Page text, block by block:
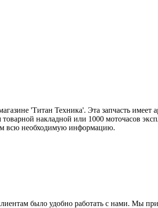
'Титан Техника'. Эта запчасть
накладной или 1000 моточасов
всю необходимую информацию.
было удобно работать с нами. Мы